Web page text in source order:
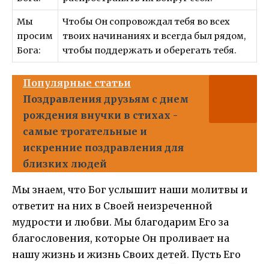
Мы
просим
Бога:
Чтобы Он сопровождал тебя во всех
твоих начинаниях и всегда был рядом,
чтобы поддержать и оберегать тебя.
Популярные статьи
Поздравления друзьям с днем
рождения внучки в стихах -
самые трогательные и
искренние поздравления для
близких людей
Мы знаем, что Бог услышит наши молитвы и
ответит на них в Своей неизреченной
мудрости и любви. Мы благодарим Его за
благословения, которые Он проливает на
нашу жизнь и жизнь Своих детей. Пусть Его